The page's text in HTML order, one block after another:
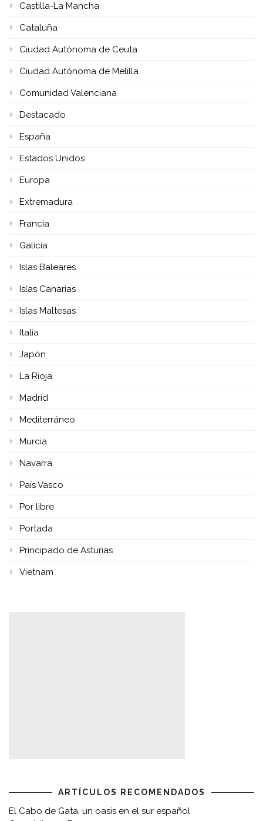
Castilla-La Mancha
Cataluña
Ciudad Autónoma de Ceuta
Ciudad Autónoma de Melilla
Comunidad Valenciana
Destacado
España
Estados Unidos
Europa
Extremadura
Francia
Galicia
Islas Baleares
Islas Canarias
Islas Maltesas
Italia
Japón
La Rioja
Madrid
Mediterráneo
Murcia
Navarra
País Vasco
Por libre
Portada
Principado de Asturias
Vietnam
ARTÍCULOS RECOMENDADOS
El Cabo de Gata, un oasis en el sur español